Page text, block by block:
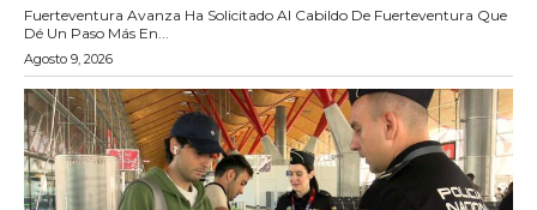
Fuerteventura Avanza Ha Solicitado Al Cabildo De Fuerteventura Que
Dé Un Paso Más En...
Agosto 9, 2026